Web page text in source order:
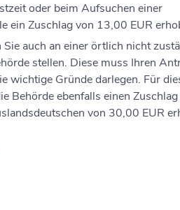
oder beim Aufsuchen einer
ein Zuschlag von 13,00 EUR
auch an einer örtlich nicht
stellen. Diese muss Ihren
wichtige Gründe darlegen. Für
Behörde ebenfalls einen
von 30,00 EUR